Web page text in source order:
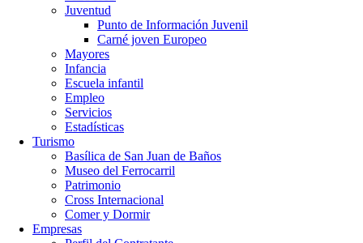
Juventud
Punto de Información Juvenil
Carné joven Europeo
Mayores
Infancia
Escuela infantil
Empleo
Servicios
Estadísticas
Turismo
Basílica de San Juan de Baños
Museo del Ferrocarril
Patrimonio
Cross Internacional
Comer y Dormir
Empresas